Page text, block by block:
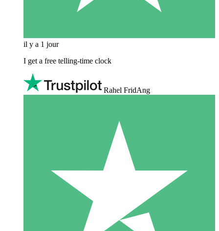
il y a 1 jour
I get a free telling-time clock
Rahel FridAng